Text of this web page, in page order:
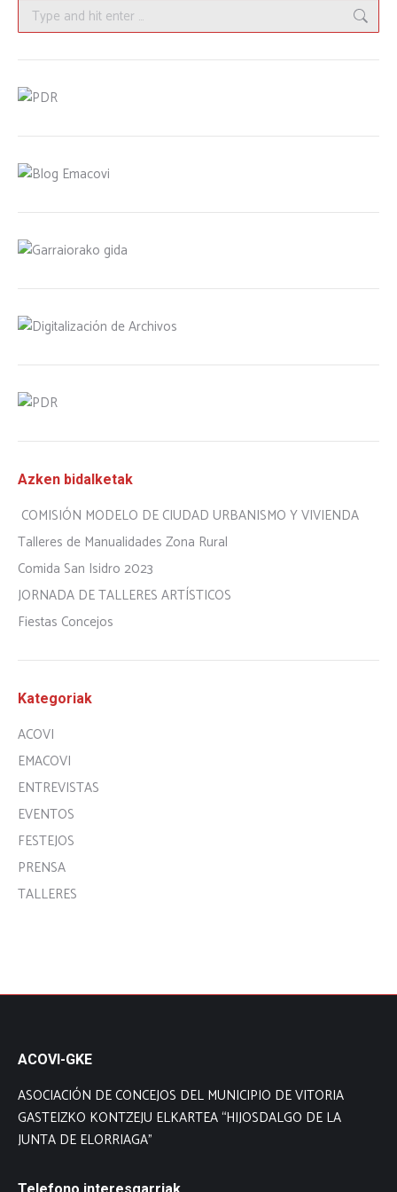
Search:
Azken bidalketak
COMISIÓN MODELO DE CIUDAD URBANISMO Y VIVIENDA
Talleres de Manualidades Zona Rural
Comida San Isidro 2023
JORNADA DE TALLERES ARTÍSTICOS
Fiestas Concejos
Kategoriak
ACOVI
EMACOVI
ENTREVISTAS
EVENTOS
FESTEJOS
PRENSA
TALLERES
ACOVI-GKE
ASOCIACIÓN DE CONCEJOS DEL MUNICIPIO DE VITORIA
GASTEIZKO KONTZEJU ELKARTEA “HIJOSDALGO DE LA
JUNTA DE ELORRIAGA”